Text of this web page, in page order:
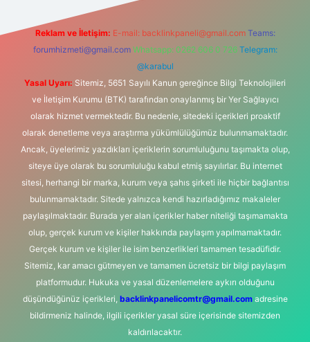
Reklam ve İletişim: E-mail: backlinkpaneli@gmail.com Teams:
forumhizmeti@gmail.com Whatsapp: 0262 606 0 726 Telegram:
@karabul
Yasal Uyarı: Sitemiz, 5651 Sayılı Kanun gereğince Bilgi Teknolojileri
ve İletişim Kurumu (BTK) tarafından onaylanmış bir Yer Sağlayıcı
olarak hizmet vermektedir. Bu nedenle, sitedeki içerikleri proaktif
olarak denetleme veya araştırma yükümlülüğümüz bulunmamaktadır.
Ancak, üyelerimiz yazdıkları içeriklerin sorumluluğunu taşımakta olup,
siteye üye olarak bu sorumluluğu kabul etmiş sayılırlar. Bu internet
sitesi, herhangi bir marka, kurum veya şahıs şirketi ile hiçbir bağlantısı
bulunmamaktadır. Sitede yalnızca kendi hazırladığımız makaleler
paylaşılmaktadır. Burada yer alan içerikler haber niteliği taşımamakta
olup, gerçek kurum ve kişiler hakkında paylaşım yapılmamaktadır.
Gerçek kurum ve kişiler ile isim benzerlikleri tamamen tesadüfidir.
Sitemiz, kar amacı gütmeyen ve tamamen ücretsiz bir bilgi paylaşım
platformudur. Hukuka ve yasal düzenlemelere aykırı olduğunu
düşündüğünüz içerikleri, backlinkpanelicomtr@gmail.comadresine
bildirmeniz halinde, ilgili içerikler yasal süre içerisinde sitemizden
kaldırılacaktır.